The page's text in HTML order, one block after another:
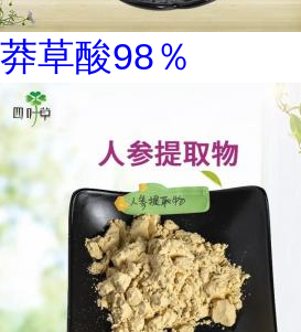
莽草酸98％